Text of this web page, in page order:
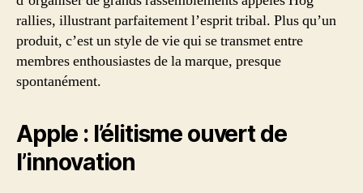
rallies, illustrant parfaitement l’esprit tribal. Plus qu’un
produit, c’est un style de vie qui se transmet entre
membres enthousiastes de la marque, presque
spontanément.
Apple : l’élitisme ouvert de
l’innovation